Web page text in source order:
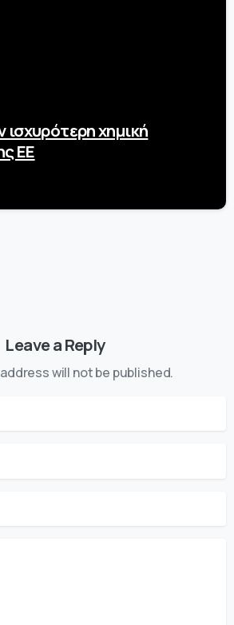
ισχυρότερη χημική
ΕΕ
Leave a Reply
will not be published.